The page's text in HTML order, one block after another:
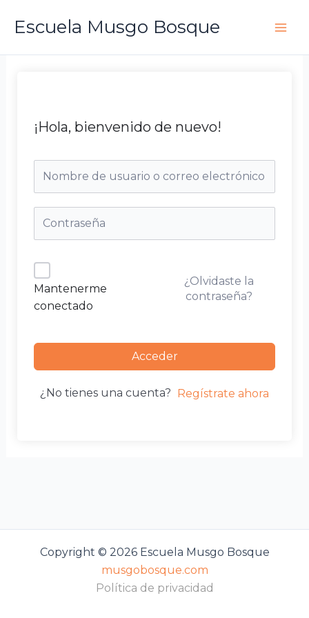
Escuela Musgo Bosque
¡Hola, bienvenido de nuevo!
Mantenerme
conectado
¿Olvidaste la
contraseña?
Acceder
¿No tienes una cuenta? Regístrate ahora
Copyright © 2026 Escuela Musgo Bosque
musgobosque.com
Política de privacidad